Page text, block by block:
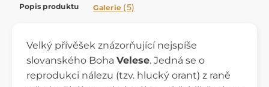
Popis produktu Galerie (5)
Velký přívěšek znázorňující nejspíše
slovanského Boha Velese. Jedná se o
reprodukci nálezu (tzv. hlucký orant) z raně